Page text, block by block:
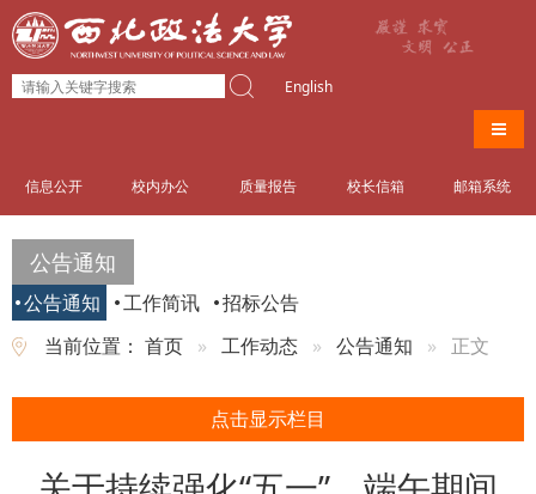
English
导航
信息公开 校内办公 质量报告 校长信箱 邮箱系统
公告通知
公告通知 工作简讯
招标公告
当前位置： 首页 工作动态 公告通知 正文
点击显示栏目